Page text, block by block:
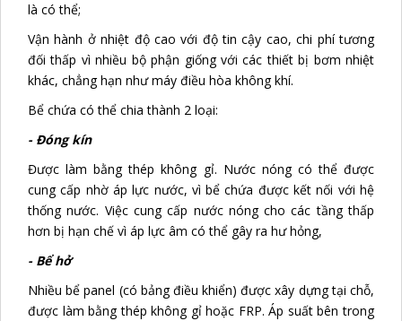
là có thể;
Vận hành ở nhiệt độ cao với độ tin cậy cao, chi phí tương
đối thấp vì nhiều bộ phận giống với các thiết bị bơm nhiệt
khác, chẳng hạn như máy điều hòa không khí.
Bể chứa có thể chia thành 2 loại:
- Đóng kín
Được làm bằng thép không gỉ. Nước nóng có thể được
cung cấp nhờ áp lực nước, vì bể chứa được kết nối với hệ
thống nước. Việc cung cấp nước nóng cho các tầng thấp
hơn bị hạn chế vì áp lực âm có thể gây ra hư hỏng,
- Bể hở
Nhiều bể panel (có bảng điều khiển) được xây dựng tại chỗ,
được làm bằng thép không gỉ hoặc FRP. Áp suất bên trong